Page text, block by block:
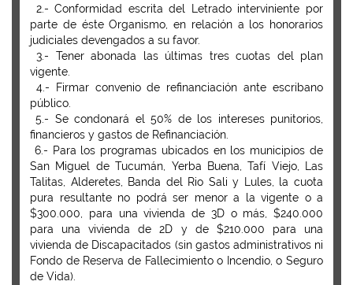
2.- Conformidad escrita del Letrado interviniente por
parte de éste Organismo, en relación a los honorarios
judiciales devengados a su favor.
3.- Tener abonada las últimas tres cuotas del plan
vigente.
4.- Firmar convenio de refinanciación ante escribano
público.
5.- Se condonará el 50% de los intereses punitorios,
financieros y gastos de Refinanciación.
6.- Para los programas ubicados en los municipios de
San Miguel de Tucumán, Yerba Buena, Tafí Viejo, Las
Talitas, Alderetes, Banda del Rio Sali y Lules, la cuota
pura resultante no podrá ser menor a la vigente o a
$300.000, para una vivienda de 3D o más, $240.000
para una vivienda de 2D y de $210.000 para una
vivienda de Discapacitados (sin gastos administrativos ni
Fondo de Reserva de Fallecimiento o Incendio, o Seguro
de Vida).